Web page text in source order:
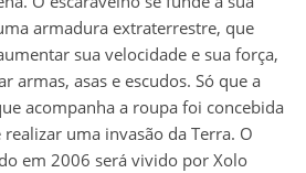
armadura extraterrestre, que
sua velocidade e sua força,
armas, asas e escudos. Só que a
acompanha a roupa foi concebida
uma invasão da Terra. O
em 2006 será vivido por Xolo